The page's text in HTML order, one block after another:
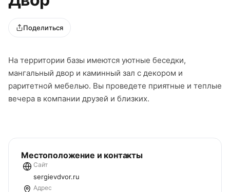
Поделиться
На территории базы имеются уютные беседки,
мангальный двор и каминный зал с декором и
раритетной мебелью. Вы проведете приятные и теплые
вечера в компании друзей и близких.
Местоположение и контакты
Сайт
sergievdvor.ru
Адрес